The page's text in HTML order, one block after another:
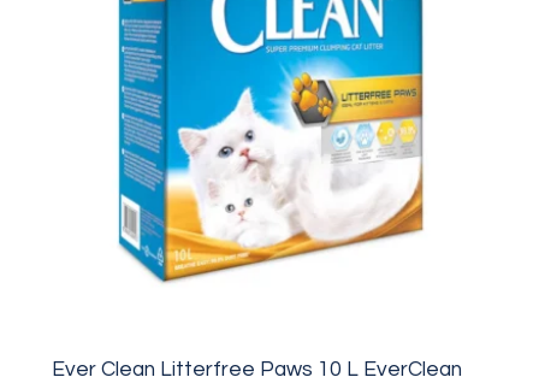
Ever Clean Litterfree Paws 10 L EverClean